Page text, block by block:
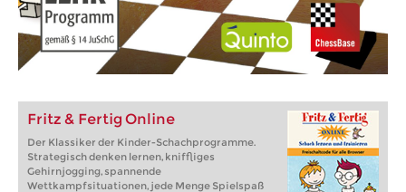
Fritz & Fertig Online
Der Klassiker der Kinder-Schachprogramme.
Strategisch denken lernen, kniffliges
Gehirnjogging, spannende
Wettkampfsituationen, jede Menge Spielspaß